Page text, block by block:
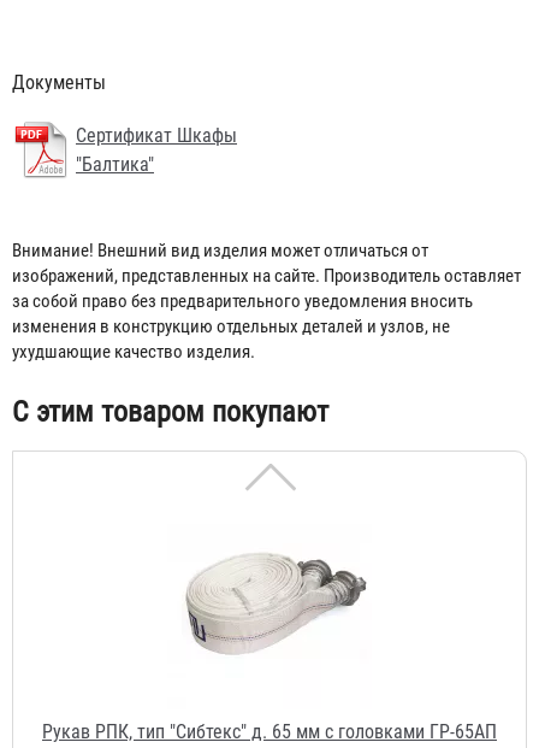
Документы
Сертификат Шкафы
"Балтика"
Внимание! Внешний вид изделия может отличаться от
изображений, представленных на сайте. Производитель оставляет
за собой право без предварительного уведомления вносить
изменения в конструкцию отдельных деталей и узлов, не
ухудшающие качество изделия.
С этим товаром покупают
Рукав РПК, тип "Сибтекс" д. 65 мм с головками ГР-65АП